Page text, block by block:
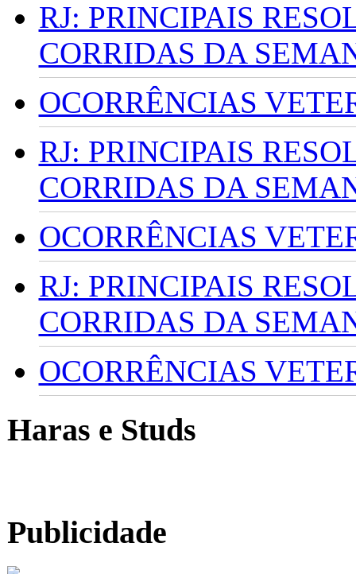
RJ: PRINCIPAIS
CORRIDAS DA
OCORRÊNCIAS
RJ: PRINCIPAIS
CORRIDAS DA
OCORRÊNCIAS
RJ: PRINCIPAIS
CORRIDAS DA
OCORRÊNCIAS
Haras e Studs
Publicidade